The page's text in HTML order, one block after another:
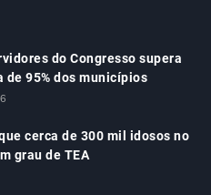
do Congresso supera
95% dos municípios
cerca de 300 mil idosos no
grau de TEA